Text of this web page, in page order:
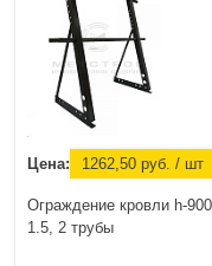
Цена: 1262,50 руб. / шт
Ограждение кровли h-
1.5, 2 трубы